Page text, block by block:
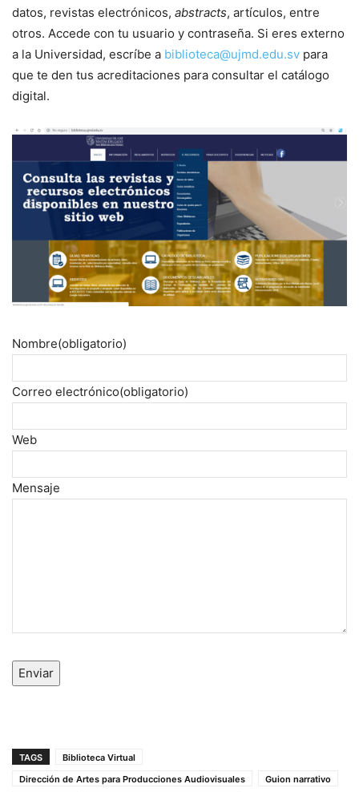
datos, revistas electrónicos, abstracts, artículos, entre
otros. Accede con tu usuario y contraseña. Si eres externo
a la Universidad, escríbe a biblioteca@ujmd.edu.sv para
que te den tus acreditaciones para consultar el catálogo
digital.
Nombre(obligatorio)
Correo electrónico(obligatorio)
Web
Mensaje
Enviar
TAGS
Biblioteca Virtual
Dirección de Artes para Producciones Audiovisuales
Guion narrativo